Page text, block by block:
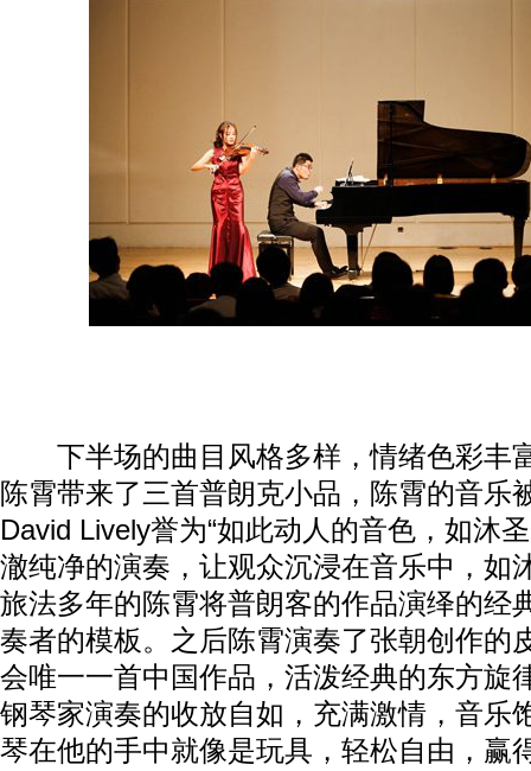
下半场的曲目风格多样，情绪色彩丰
陈霄带来了三首普朗克小品，陈霄的音乐
David Lively誉为“如此动人的音色，如沐
澈纯净的演奏，让观众沉浸在音乐中，如
旅法多年的陈霄将普朗客的作品演绎的经
奏者的模板。之后陈霄演奏了张朝创作的
会唯一一首中国作品，活泼经典的东方旋
钢琴家演奏的收放自如，充满激情，音乐
琴在他的手中就像是玩具，轻松自由，赢